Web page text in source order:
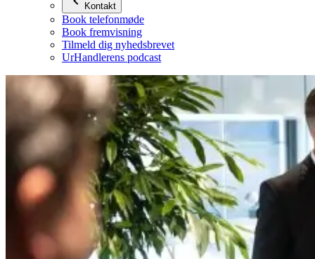
Kontakt
Book telefonmøde
Book fremvisning
Tilmeld dig nyhedsbrevet
UrHandlerens podcast